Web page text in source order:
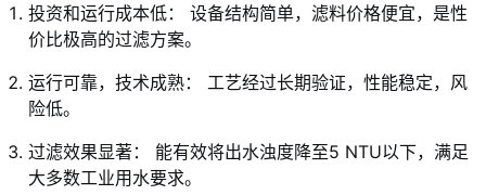
投资和运行成本低： 设备结构简单，滤料价格便宜，是性
价比极高的过滤方案。
运行可靠，技术成熟： 工艺经过长期验证，性能稳定，风
险低。
过滤效果显著： 能有效将出水浊度降至5 NTU以下，满足
大多数工业用水要求。